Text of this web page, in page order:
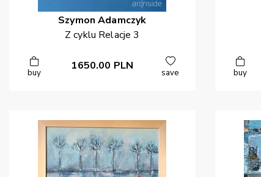
Szymon Adamczyk
Z cyklu Relacje 3
buy
1650.00 PLN
save buy